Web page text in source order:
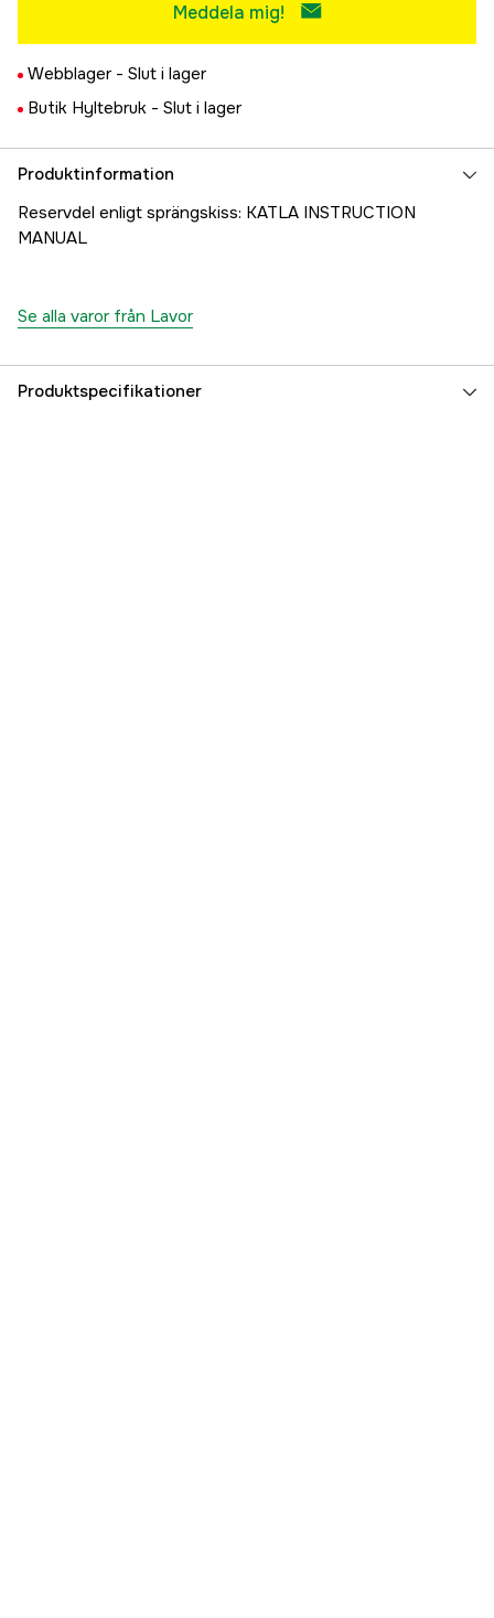
Meddela mig!
Webblager - Slut i lager
Butik Hyltebruk - Slut i lager
Produktinformation
Reservdel enligt sprängskiss: KATLA INSTRUCTION
MANUAL
Se alla varor från Lavor
Produktspecifikationer